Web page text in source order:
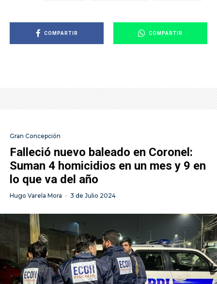
COMPARTIR COMPARTIR
Gran Concepción
Falleció nuevo baleado en Coronel:
Suman 4 homicidios en un mes y 9 en
lo que va del año
Hugo Varela Mora · 3 de Julio 2024